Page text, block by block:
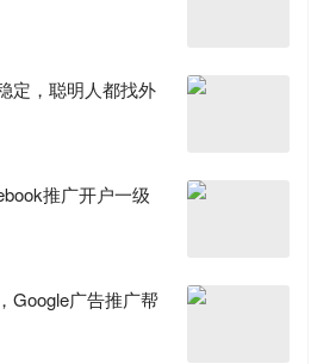
定，聪明人都找外
推广开户一级
Google广告推广帮